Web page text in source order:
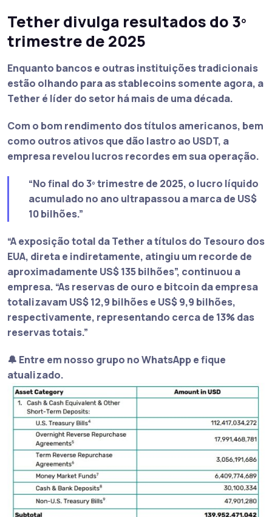
Tether divulga resultados do 3º
trimestre de 2025
Enquanto bancos e outras instituições tradicionais
estão olhando para as stablecoins somente agora, a
Tether é líder do setor há mais de uma década.
Com o bom rendimento dos títulos americanos, bem
como outros ativos que dão lastro ao USDT, a
empresa revelou lucros recordes em sua operação.
“No final do 3º trimestre de 2025, o lucro líquido
acumulado no ano ultrapassou a marca de US$
10 bilhões.”
“A exposição total da Tether a títulos do Tesouro dos
EUA, direta e indiretamente, atingiu um recorde de
aproximadamente US$ 135 bilhões”, continuou a
empresa. “As reservas de ouro e bitcoin da empresa
totalizavam US$ 12,9 bilhões e US$ 9,9 bilhões,
respectivamente, representando cerca de 13% das
reservas totais.”
🔔 Entre em nosso grupo no WhatsApp e fique
atualizado.